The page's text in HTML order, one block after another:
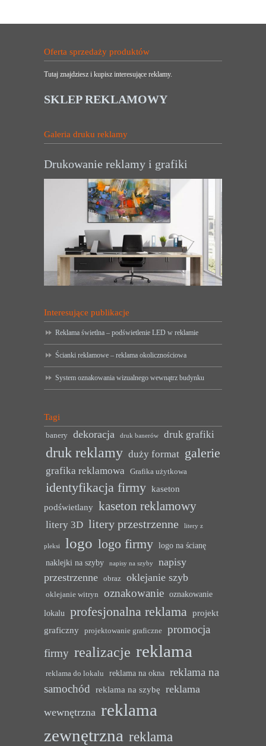
Oferta sprzedaży produktów
Tutaj znajdziesz i kupisz interesujące reklamy.
SKLEP REKLAMOWY
Galeria druku reklamy
Drukowanie reklamy i grafiki
Interesujące publikacje
Reklama świetlna – podświetlenie LED w reklamie
Ścianki reklamowe – reklama okolicznościowa
System oznakowania wizualnego wewnątrz budynku
Tagi
banery dekoracja druk banerów druk grafiki
druk reklamy duży format galerie
grafika reklamowa Grafika użytkowa
identyfikacja firmy kaseton
podświetlany kaseton reklamowy
litery 3D litery przestrzenne litery z
pleksi logo logo firmy logo na ścianę
naklejki na szyby
napisy na szyby
napisy
przestrzenne
obraz oklejanie szyb
oklejanie witryn oznakowanie oznakowanie
lokalu profesjonalna reklama projekt
graficzny
projektowanie graficzne
promocja
firmy realizacje reklama
reklama do lokalu reklama na okna reklama na
samochód reklama na szybę reklama
wewnętrzna reklama
zewnętrzna reklama